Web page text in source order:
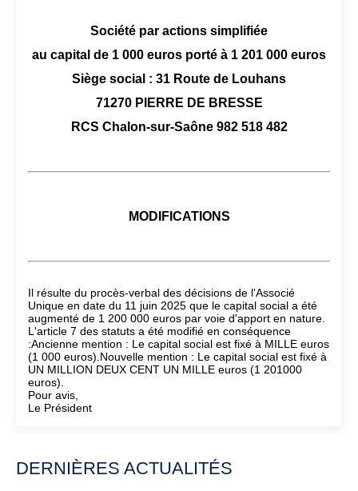
Société par actions simplifiée
au capital de 1 000 euros porté à 1 201 000 euros
Siège social : 31 Route de Louhans
71270 PIERRE DE BRESSE
RCS Chalon-sur-Saône 982 518 482
MODIFICATIONS
Il résulte du procès-verbal des décisions de l'Associé
Unique en date du 11 juin 2025 que le capital social a été
augmenté de 1 200 000 euros par voie d'apport en nature.
L'article 7 des statuts a été modifié en conséquence
:Ancienne mention : Le capital social est fixé à MILLE euros
(1 000 euros).Nouvelle mention : Le capital social est fixé à
UN MILLION DEUX CENT UN MILLE euros (1 201000
euros).
Pour avis,
Le Président
DERNIÈRES ACTUALITÉS